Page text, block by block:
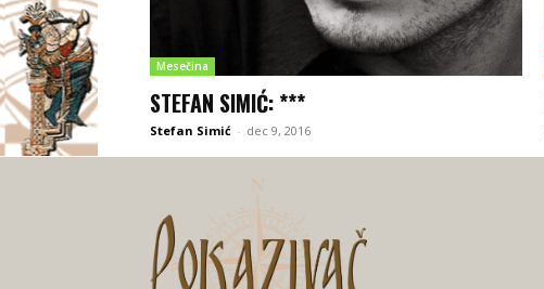
Mesečina
STEFAN SIMIĆ: ***
Stefan Simić - dec 9, 2016